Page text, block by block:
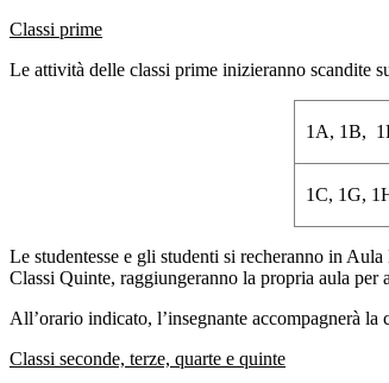
Classi prime
Le attività delle classi prime inizieranno scandite
1A, 1B,
1C, 1G,
Le studentesse e gli studenti si recheranno in
Classi Quinte, raggiungeranno la propria aula
All’orario indicato, l’insegnante accompagnerà la
Classi seconde, terze, quarte e quinte